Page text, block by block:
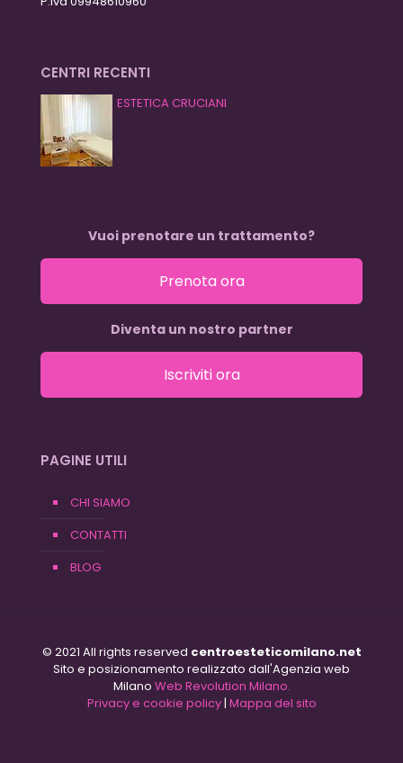
CENTRI RECENTI
ESTETICA CRUCIANI
Vuoi prenotare un trattamento?
Prenota ora
Diventa un nostro partner
Iscriviti ora
PAGINE UTILI
CHI SIAMO
CONTATTI
BLOG
© 2021 All rights reserved centroesteticomilano.net
Sito e posizionamento realizzato dall'Agenzia web
Milano Web Revolution Milano.
Privacy e cookie policy| Mappa del sito